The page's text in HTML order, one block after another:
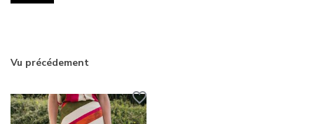
Vu précédement